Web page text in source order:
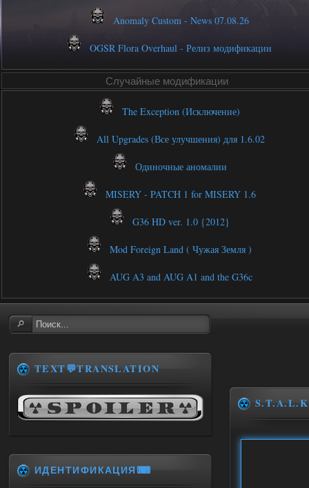
Anomaly Custom - News 07.08.26
OGSR Flora Overhaul - Релиз модификации
Случайные модификации
The Exception (Исключение)
All Upgrades (Все улучшения) для 1.6.02
Одиночные аномалии
MISERY - PATCH 1 for MISERY 1.6
G36 HD ver. 1.0 {2012}
Mod Foreign Land ( Чужая Земля )
AUG A3 and AUG A1 and the G36c
TEXT💬TRANSLATION
ИДЕНТИФИКАЦИЯ⌨